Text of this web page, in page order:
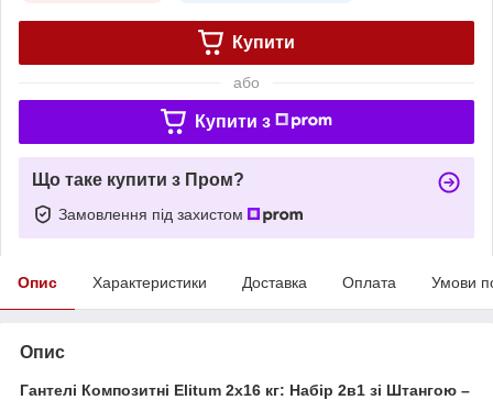
Купити
або
Купити з
Що таке купити з Пром?
Замовлення під захистом
Опис Характеристики Доставка Оплата Умови
Опис
Гантелі Композитні Elitum 2х16 кг: Набір 2в1 зі Штангою –